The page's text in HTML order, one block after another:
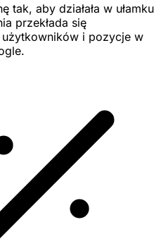
tak, aby działała w ułamku
przekłada się
i pozycje w